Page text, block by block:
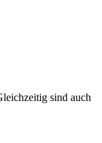
sind auch